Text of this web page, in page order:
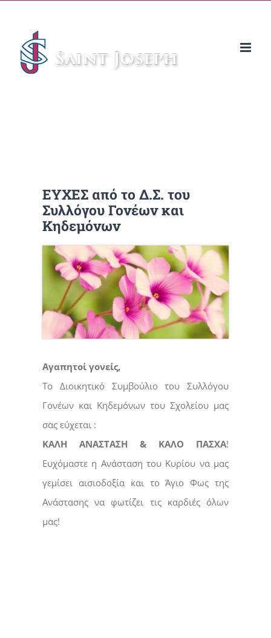
περιεχόμενο
ΕΥΧΕΣ από το Δ.Σ. του
Συλλόγου Γονέων και
Κηδεμόνων
Αγαπητοί γονείς,
Το Διοικητικό Συμβούλιο του Συλλόγου
Γονέων και Κηδεμόνων του Σχολείου μας
σας εύχεται :
ΚΑΛΗ ΑΝΑΣΤΑΣΗ & ΚΑΛΟ ΠΑΣΧΑ!
Ευχόμαστε η Ανάσταση του Κυρίου να μας
γεμίσει αισιοδοξία και το Άγιο Φως της
Ανάστασης να φωτίζει τις καρδιές όλων
μας!